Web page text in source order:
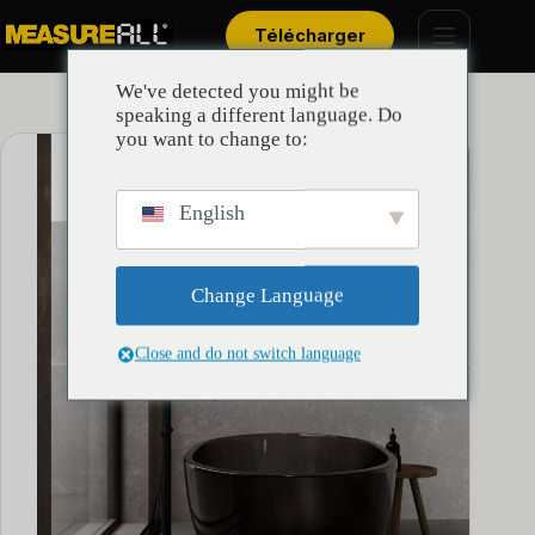
au
Télécharger
We've detected you might be
speaking a different language. Do
you want to change to:
English
Change Language
Close and do not switch language
Panneau de gestion des cookies